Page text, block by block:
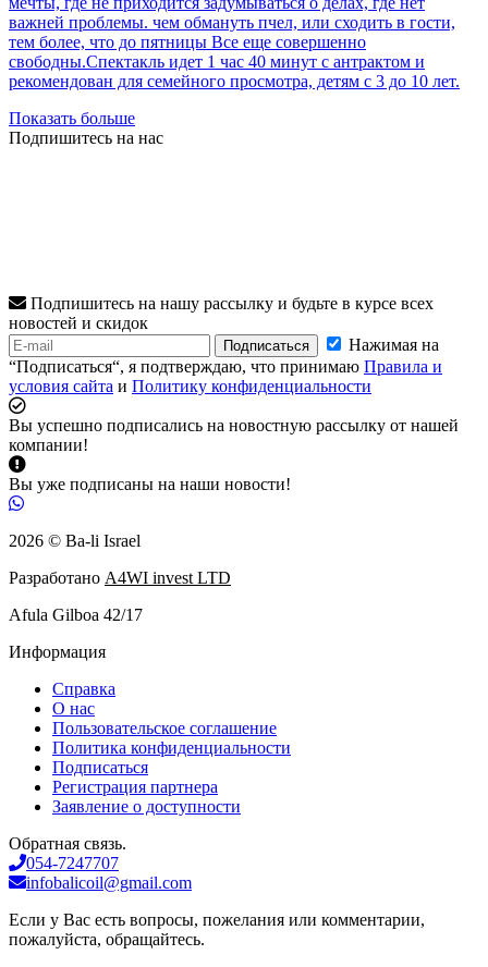
важней проблемы. чем обмануть пчел, или сходить в гости,
тем более, что до пятницы Все еще совершенно
свободны.Спектакль идет 1 час 40 минут с антрактом и
рекомендован для семейного просмотра, детям с 3 до 10 лет.
Показать больше
Подпишитесь на нас
Подпишитесь на нашу рассылку и будьте в курсе всех
новостей и скидок
Подписаться
Нажимая на
“Подписаться“, я подтверждаю, что принимаю Правила и
условия сайта и Политику конфиденциальности
Вы успешно подписались на новостную рассылку от нашей
компании!
Вы уже подписаны на наши новости!
2026 © Ba-li Israel
Разработано A4WI invest LTD
Afula Gilboa 42/17
Информация
Справка
О нас
Пользовательское соглашение
Политика конфиденциальности
Подписаться
Регистрация партнера
Заявление о доступности
Обратная связь.
054-7247707
infobalicoil@gmail.com
Если у Вас есть вопросы, пожелания или комментарии,
пожалуйста, обращайтесь.